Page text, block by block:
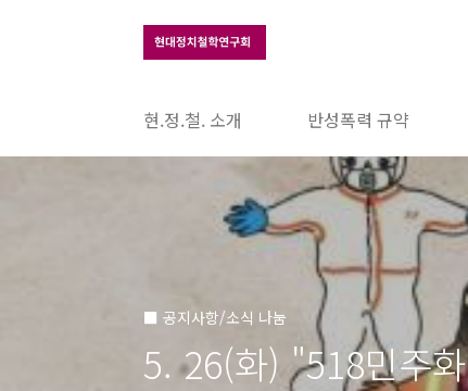
현.정.철. 소개 반성폭력 규약
■ 공지사항/소식 나눔
5. 26(화) "518민주